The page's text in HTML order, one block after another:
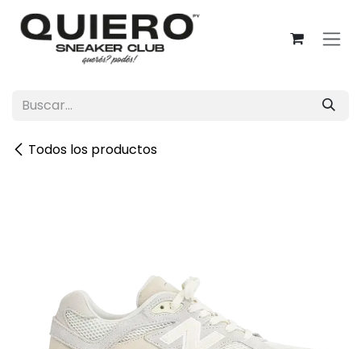
Ir al contenido
Todos los productos